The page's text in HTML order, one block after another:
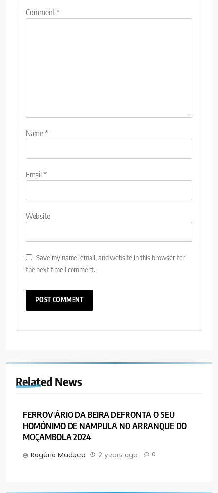
Comment*
Name*
Email *
Website
Save my name, email, and website in this browser for
the next time I comment.
Related News
FERROVIÁRIO DA BEIRA DEFRONTA O SEU
HOMÓNIMO DE NAMPULA NO ARRANQUE DO
MOÇAMBOLA 2024
Rogério Maduca 2 years ago 0